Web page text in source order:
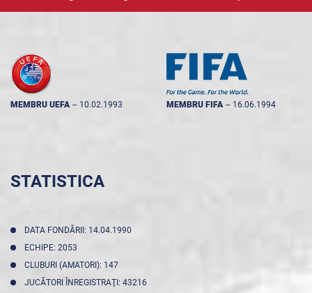
MEMBRU UEFA -- 10.02.1993 MEMBRU FIFA -- 16.06.1994
STATISTICA
DATA FONDĂRII: 14.04.1990
ECHIPE: 2053
CLUBURI (AMATORI): 147
JUCĂTORI ÎNREGISTRAŢI: 43216